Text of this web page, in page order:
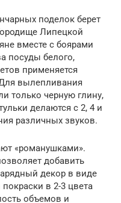
поделок берет
Липецкой
вместе с боярами
посуды белого,
применяется
вылепливания
только черную глину,
делаются с 2, 4 и
различных звуков.
«романушками».
добавить
декор в виде
в 2-3 цвета
объемов и